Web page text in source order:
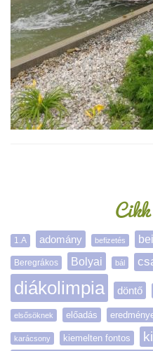
1.A adomány befizetés
Beregrákos Bolyai bál
diákolimpia döntő
elsősöknek előadás
karácsony kiemelten fontos